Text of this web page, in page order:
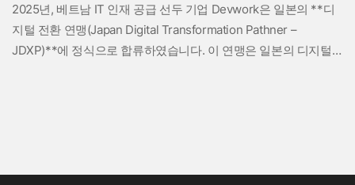
2025년, 베트남 IT 인재 공급 선두 기업 Devwork은 일본의 **디
지털 전환 연맹(Japan Digital Transformation Pathner –
JDXP)**에 정식으로 합류하였습니다. 이 연맹은 일본의 디지털